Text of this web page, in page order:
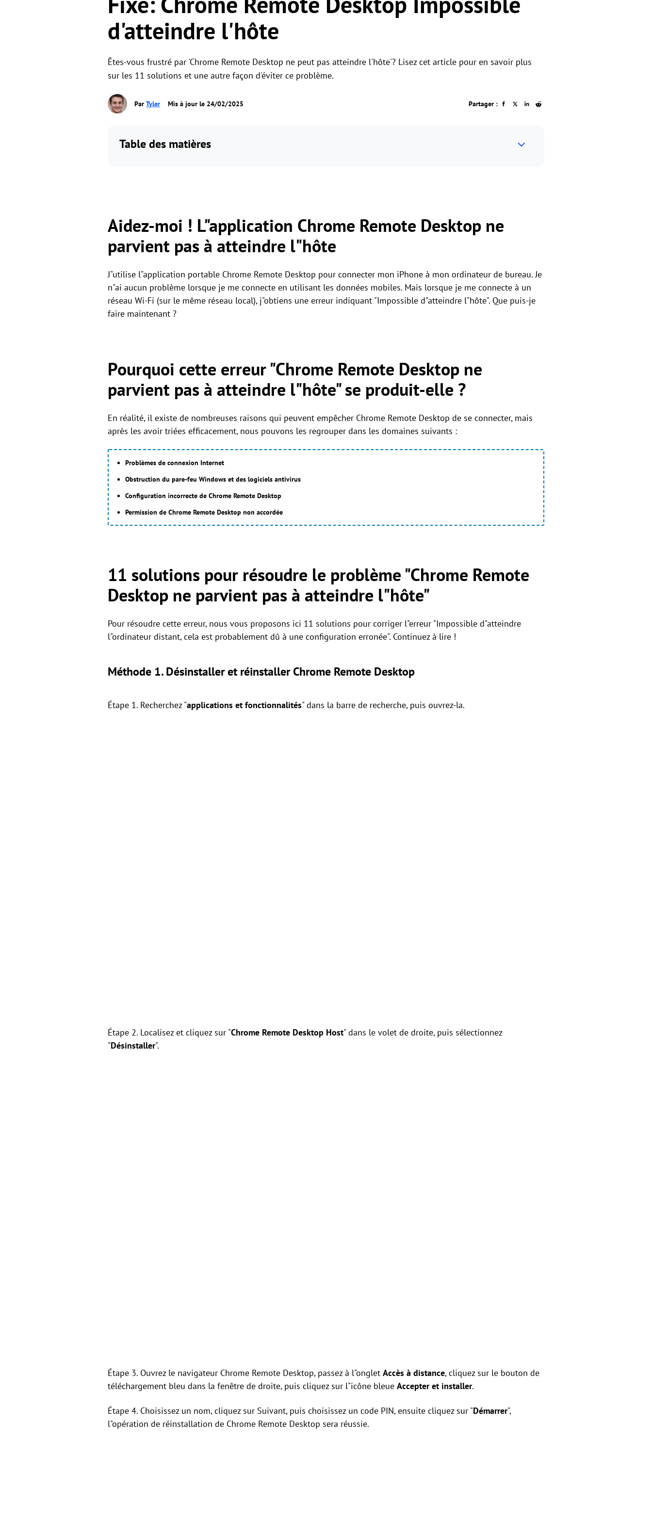
Contrôle à distance global
Contrôler des serveurs à l'étranger en
toute simplicité
Gestion des permissions des rôles
Gérer les accès des utilisateurs avec des
d'atteindre l'hôte
Êtes-vous frustré par 'Chrome Remote Desktop ne peut pas atteindre l'hôte'? Lisez cet article pour en savoir plus
sur les 11 solutions et une autre façon d'éviter ce problème.
Par Tyler Mis à jour le 24/02/2025 Partager :
Table des matières
Aidez-moi ! L"application Chrome Remote Desktop ne
parvient pas à atteindre l"hôte
J"utilise l"application portable Chrome Remote Desktop pour connecter mon iPhone à mon ordinateur de bureau. Je
n"ai aucun problème lorsque je me connecte en utilisant les données mobiles. Mais lorsque je me connecte à un
réseau Wi-Fi (sur le même réseau local), j"obtiens une erreur indiquant "Impossible d"atteindre l"hôte". Que puis-je
faire maintenant ?
Pourquoi cette erreur "Chrome Remote Desktop ne
parvient pas à atteindre l"hôte" se produit-elle ?
En réalité, il existe de nombreuses raisons qui peuvent empêcher Chrome Remote Desktop de se connecter, mais
après les avoir triées efficacement, nous pouvons les regrouper dans les domaines suivants :
Problèmes de connexion Internet
Obstruction du pare-feu Windows et des logiciels antivirus
Configuration incorrecte de Chrome Remote Desktop
Permission de Chrome Remote Desktop non accordée
11 solutions pour résoudre le problème "Chrome Remote
Desktop ne parvient pas à atteindre l"hôte"
Pour résoudre cette erreur, nous vous proposons ici 11 solutions pour corriger l"erreur "Impossible d"atteindre
l"ordinateur distant, cela est probablement dû à une configuration erronée". Continuez à lire !
Méthode 1. Désinstaller et réinstaller Chrome Remote Desktop
Étape 1. Recherchez "applications et fonctionnalités" dans la barre de recherche, puis ouvrez-la.
Étape 2. Localisez et cliquez sur "Chrome Remote Desktop Host" dans le volet de droite, puis sélectionnez
"Désinstaller".
Étape 3. Ouvrez le navigateur Chrome Remote Desktop, passez à l"onglet Accès à distance, cliquez sur le bouton de
téléchargement bleu dans la fenêtre de droite, puis cliquez sur l"icône bleue Accepter et installer.
Étape 4. Choisissez un nom, cliquez sur Suivant, puis choisissez un code PIN, ensuite cliquez sur "Démarrer",
l"opération de réinstallation de Chrome Remote Desktop sera réussie.